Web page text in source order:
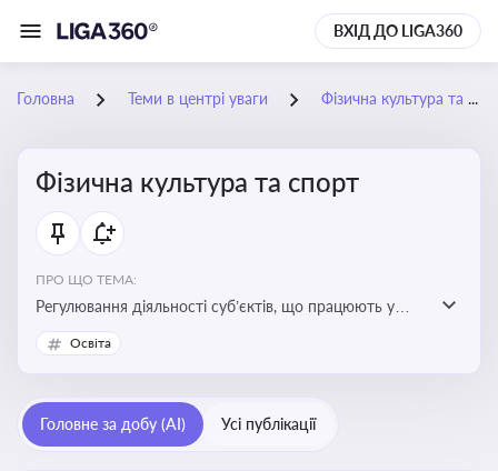
ВХІД ДО LIGA360
Головна Теми в центрі уваги Фізична культура та спорт
Фізична культура та спорт
ПРО ЩО ТЕМА:
Регулювання діяльності суб’єктів, що працюють у
сфері фізичної культури та спорту, включаючи
оздоровлення населення, професійний і аматорський
потенціалу, соціального захисту та ефективної
реалізації державної політики у цій галузі
Освіта
Головне за добу (AI) Усі публікації